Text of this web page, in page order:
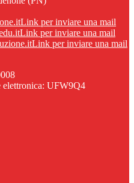
Link per inviare una mail
Link per inviare una mail
Link per inviare una mail
elettronica: UFW9Q4